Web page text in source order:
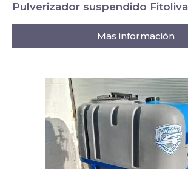
Pulverizador suspendido
Mas información